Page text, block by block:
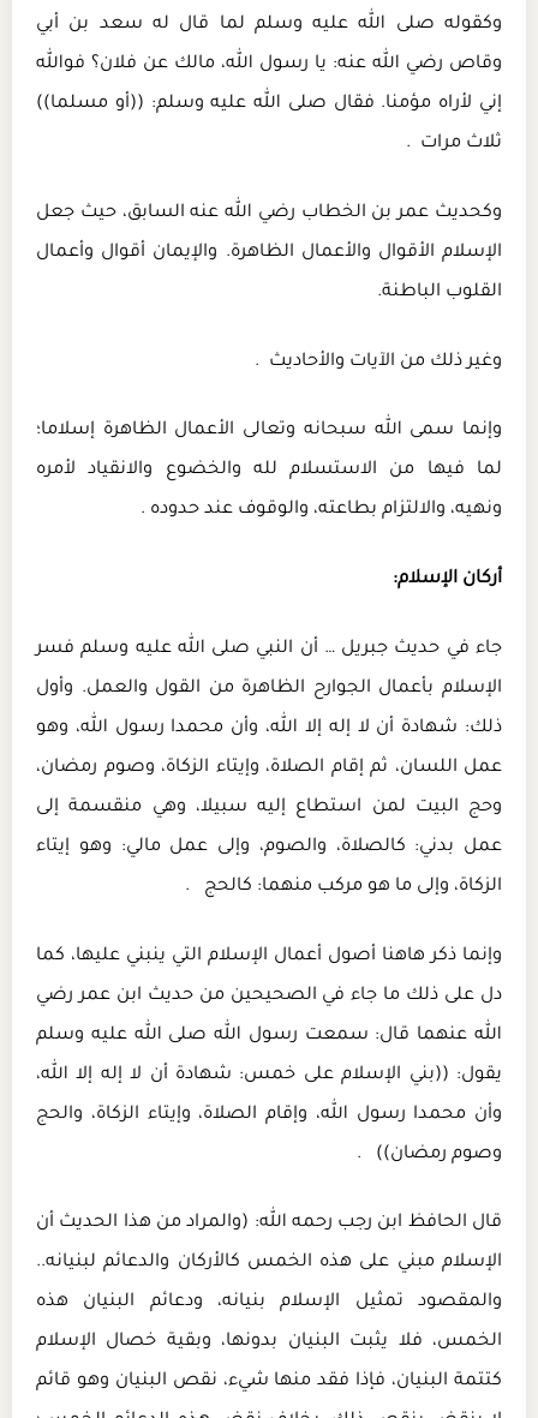
وكقوله صلى الله عليه وسلم لما قال له سعد بن أبي
وقاص رضي الله عنه: يا رسول الله، مالك عن فلان؟ فوالله
إني لأراه مؤمنا. فقال صلى الله عليه وسلم: ((أو مسلما))
ثلاث مرات .
وكحديث عمر بن الخطاب رضي الله عنه السابق، حيث جعل
الإسلام الأقوال والأعمال الظاهرة. والإيمان أقوال وأعمال
القلوب الباطنة.
وغير ذلك من الآيات والأحاديث .
وإنما سمى الله سبحانه وتعالى الأعمال الظاهرة إسلاما؛
لما فيها من الاستسلام لله والخضوع والانقياد لأمره
ونهيه، والالتزام بطاعته، والوقوف عند حدوده .
أركان الإسلام:
جاء في حديث جبريل … أن النبي صلى الله عليه وسلم فسر
الإسلام بأعمال الجوارح الظاهرة من القول والعمل. وأول
ذلك: شهادة أن لا إله إلا الله، وأن محمدا رسول الله، وهو
عمل اللسان، ثم إقام الصلاة، وإيتاء الزكاة، وصوم رمضان،
وحج البيت لمن استطاع إليه سبيلا، وهي منقسمة إلى
عمل بدني: كالصلاة، والصوم، وإلى عمل مالي: وهو إيتاء
الزكاة، وإلى ما هو مركب منهما: كالحج .
وإنما ذكر هاهنا أصول أعمال الإسلام التي ينبني عليها، كما
دل على ذلك ما جاء في الصحيحين من حديث ابن عمر رضي
الله عنهما قال: سمعت رسول الله صلى الله عليه وسلم
يقول: ((بني الإسلام على خمس: شهادة أن لا إله إلا الله،
وأن محمدا رسول الله، وإقام الصلاة، وإيتاء الزكاة، والحج
وصوم رمضان)) .
قال الحافظ ابن رجب رحمه الله: (والمراد من هذا الحديث أن
الإسلام مبني على هذه الخمس كالأركان والدعائم لبنيانه..
والمقصود تمثيل الإسلام بنيانه، ودعائم البنيان هذه
الخمس، فلا يثبت البنيان بدونها، وبقية خصال الإسلام
كتتمة البنيان، فإذا فقد منها شيء، نقص البنيان وهو قائم